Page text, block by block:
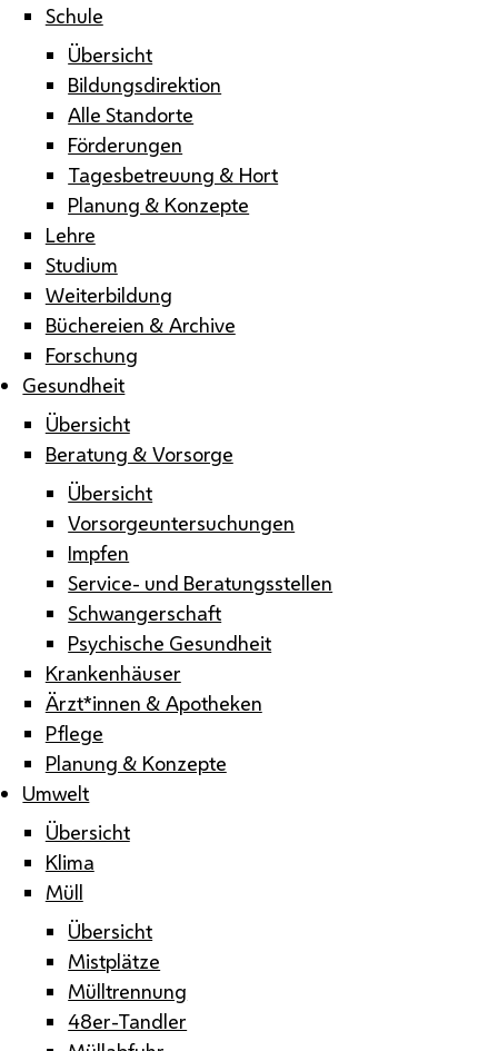
Schule
Übersicht
Bildungsdirektion
Alle Standorte
Förderungen
Tagesbetreuung & Hort
Planung & Konzepte
Lehre
Studium
Weiterbildung
Büchereien & Archive
Forschung
Gesundheit
Übersicht
Beratung & Vorsorge
Übersicht
Vorsorgeuntersuchungen
Impfen
Service- und Beratungsstellen
Schwangerschaft
Psychische Gesundheit
Krankenhäuser
Ärzt*innen & Apotheken
Pflege
Planung & Konzepte
Umwelt
Übersicht
Klima
Müll
Übersicht
Mistplätze
Mülltrennung
48er-Tandler